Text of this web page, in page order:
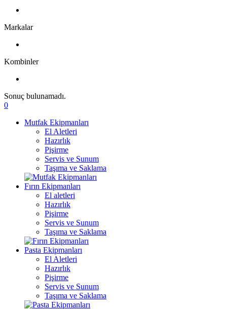
Markalar
Kombinler
Sonuç bulunamadı.
0
Mutfak Ekipmanları
El Aletleri
Hazırlık
Pişirme
Servis ve Sunum
Taşıma ve Saklama
Fırın Ekipmanları
El aletleri
Hazırlık
Pişirme
Servis ve Sunum
Taşıma ve Saklama
Pasta Ekipmanları
El Aletleri
Hazırlık
Pişirme
Servis ve Sunum
Taşıma ve Saklama